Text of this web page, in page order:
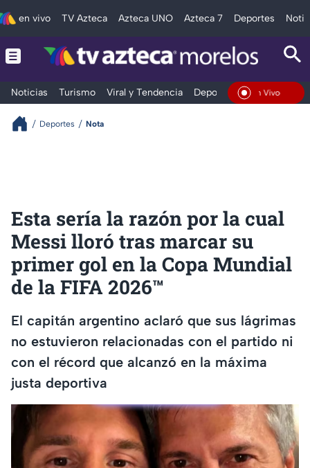
en vivo TV Azteca Azteca UNO Azteca 7 Deportes
Noticias Turismo Viral y Tendencia Deportes Espectáculos
En Vivo
Deportes Nota
Esta sería la razón por la cual
Messi lloró tras marcar su
primer gol en la Copa Mundial
de la FIFA 2026™
El capitán argentino aclaró que sus lágrimas
no estuvieron relacionadas con el partido ni
con el récord que alcanzó en la máxima
justa deportiva